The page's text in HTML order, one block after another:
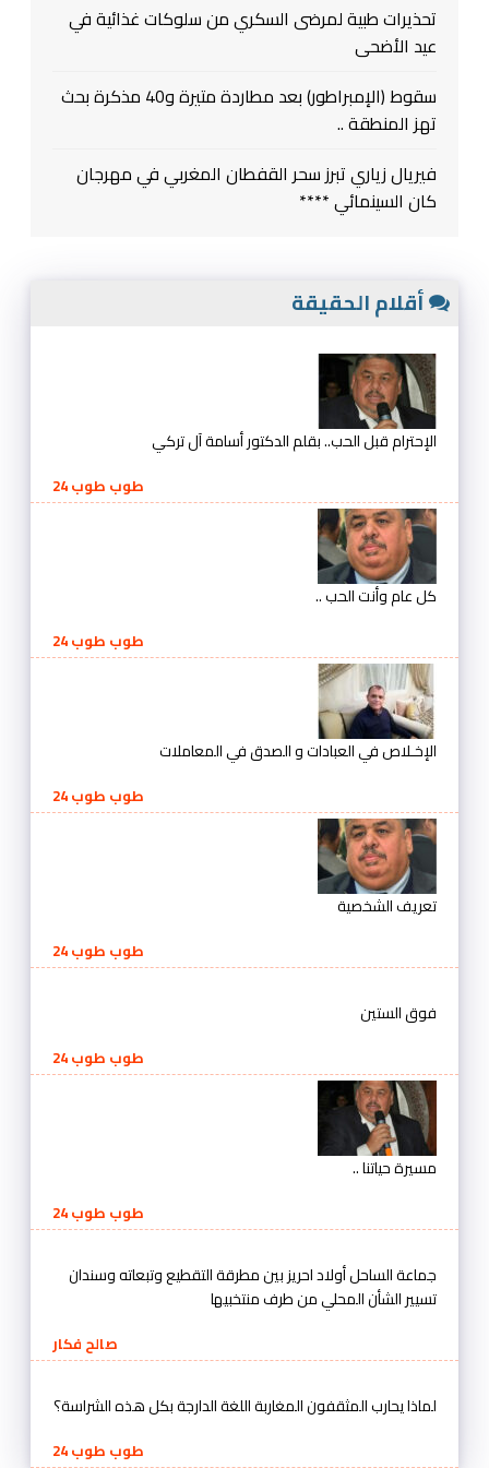
تحذيرات طبية لمرضى السكري من سلوكات غذائية في
عيد الأضحى
سقوط (الإمبراطور) بعد مطاردة متيرة و40 مذكرة بحث
تهز المنطقة ..
فيريال زياري تبرز سحر القفطان المغربي في مهرجان
كان السينمائي ****
أقلام الحقيقة
الإحترام قبل الحب.. بقلم الدكتور أسامة آل تركي
طوب طوب 24
كل عام وأنت الحب ..
طوب طوب 24
الإخـلاص في العبادات و الصدق في المعاملات
طوب طوب 24
تعريف الشخصية
طوب طوب 24
فوق الستين
طوب طوب 24
مسيرة حياتنا ..
طوب طوب 24
جماعة الساحل أولاد احريز بين مطرقة التقطيع وتبعاته وسندان
تسيير الشأن المحلي من طرف منتخبيها
صالح فكار
لماذا يحارب المثقفون المغاربة اللغة الدارجة بكل هذه الشراسة؟
طوب طوب 24